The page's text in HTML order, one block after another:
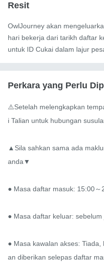
Resit
OwlJourney akan
hari bekerja dari tarikh daftar
untuk ID Cukai dalam lajur
Perkara yang Perlu
⚠️Setelah melengkapkan
i Talian untuk hubungan
▲Sila sahkan sama ada
anda▼
● Masa daftar masuk: 15:00～
● Masa daftar keluar:
● Masa kawalan akses:
an diberikan selepas daftar